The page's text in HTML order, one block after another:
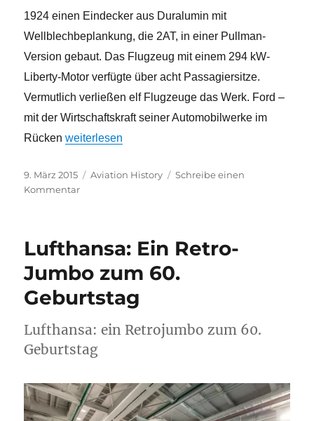
1924 einen Eindecker aus Duralumin mit
Wellblechbeplankung, die 2AT, in einer Pullman-
Version gebaut. Das Flugzeug mit einem 294 kW-
Liberty-Motor verfügte über acht Passagiersitze.
Vermutlich verließen elf Flugzeuge das Werk. Ford –
mit der Wirtschaftskraft seiner Automobilwerke im
Rücken„Die Verkehrsflugzeuge-Typenvielfalt der 1920er-
weiterlesen
Veröffentlicht
am
9. März 2015 Kategorien
Aviation History
Schreibe einen
Kommentarzu
der
Jahre
als
Basis
Wachstum
Lufthansa: Ein Retro-
Jumbo zum 60.
Geburtstag
Lufthansa: ein Retrojumbo zum 60.
Geburtstag